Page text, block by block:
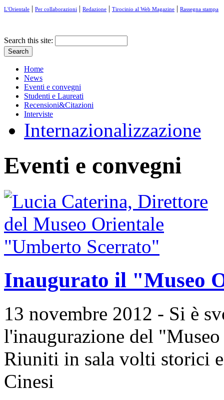
L'Orientale | Per collaborazioni | Redazione | Tirocinio al Web Magazine | Rassegna stampa
Search this site:
Home
News
Eventi e convegni
Studenti e Laureati
Recensioni&Citazioni
Interviste
Internazionalizzazione
Eventi e convegni
Inaugurato il "Museo
13 novembre 2012 - Si è
l'inaugurazione del
Riuniti in sala volti storici
Cinesi